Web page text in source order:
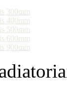
300mm
400mm
500mm
600mm
900mm